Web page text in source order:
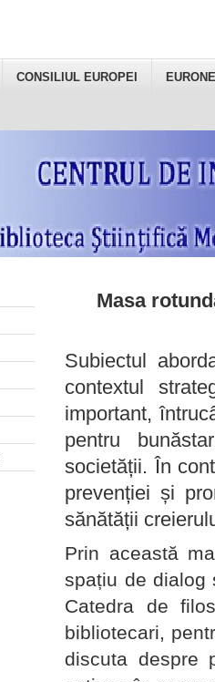
CONSILIUL EUROPEI
Masa
Subiectul
contextul
important,
pentru
societății. În
prevenției și
sănătății
Prin această
spațiu de dialog
Catedra de
bibliotecari,
discuta despre